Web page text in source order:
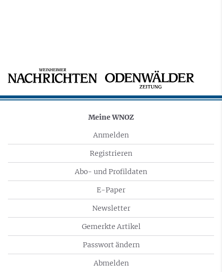
Meine WNOZ
Anmelden
Registrieren
Abo- und Profildaten
E-Paper
Newsletter
Gemerkte Artikel
Passwort ändern
Abmelden